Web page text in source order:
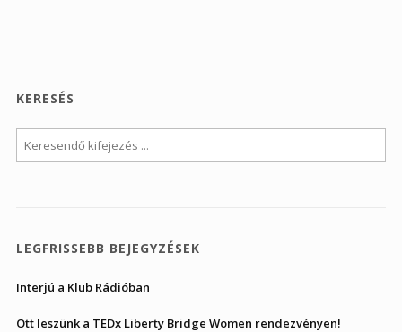
KERESÉS
LEGFRISSEBB BEJEGYZÉSEK
Interjú a Klub Rádióban
Ott leszünk a TEDx Liberty Bridge Women rendezvényen!